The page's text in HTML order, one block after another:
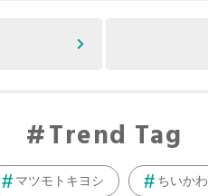
Trend Tag
マツモトキヨシ ちいかわ